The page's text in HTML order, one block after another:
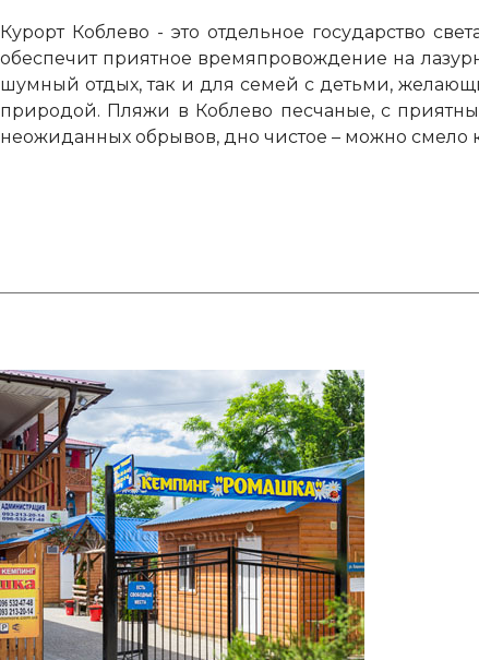
Курорт Коблево - это отдельное государство
обеспечит приятное времяпровождение на
шумный отдых, так и для семей с детьми,
природой. Пляжи в Коблево песчаные, с
неожиданных обрывов, дно чистое – можно смело